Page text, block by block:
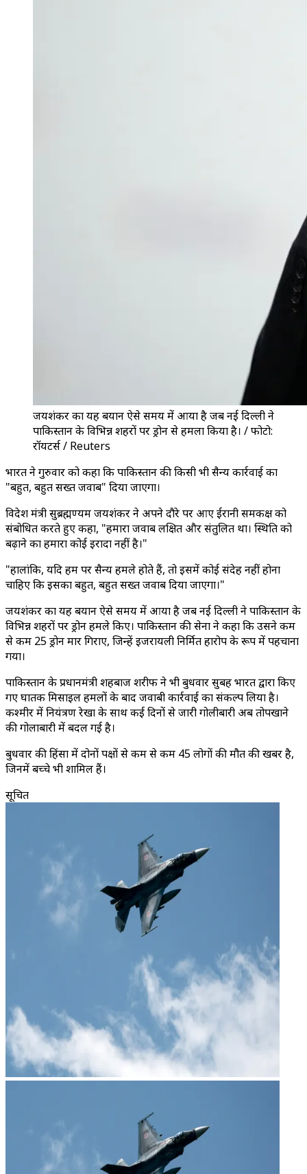
जयशंकर का यह बयान ऐसे समय में आया है जब नई दिल्ली ने
पाकिस्तान के विभिन्न शहरों पर ड्रोन से हमला किया है। / फोटो:
रॉयटर्स / Reuters
भारत ने गुरुवार को कहा कि पाकिस्तान की किसी भी सैन्य कार्रवाई का
"बहुत, बहुत सख्त जवाब" दिया जाएगा।
विदेश मंत्री सुब्रह्मण्यम जयशंकर ने अपने दौरे पर आए ईरानी समकक्ष को
संबोधित करते हुए कहा, "हमारा जवाब लक्षित और संतुलित था। स्थिति को
बढ़ाने का हमारा कोई इरादा नहीं है।"
"हालांकि, यदि हम पर सैन्य हमले होते हैं, तो इसमें कोई संदेह नहीं होना
चाहिए कि इसका बहुत, बहुत सख्त जवाब दिया जाएगा।"
जयशंकर का यह बयान ऐसे समय में आया है जब नई दिल्ली ने पाकिस्तान के
विभिन्न शहरों पर ड्रोन हमले किए। पाकिस्तान की सेना ने कहा कि उसने कम
से कम 25 ड्रोन मार गिराए, जिन्हें इजरायली निर्मित हारोप के रूप में पहचाना
गया।
पाकिस्तान के प्रधानमंत्री शहबाज शरीफ ने भी बुधवार सुबह भारत द्वारा किए
गए घातक मिसाइल हमलों के बाद जवाबी कार्रवाई का संकल्प लिया है।
कश्मीर में नियंत्रण रेखा के साथ कई दिनों से जारी गोलीबारी अब तोपखाने
की गोलाबारी में बदल गई है।
बुधवार की हिंसा में दोनों पक्षों से कम से कम 45 लोगों की मौत की खबर है,
जिनमें बच्चे भी शामिल हैं।
सूचित